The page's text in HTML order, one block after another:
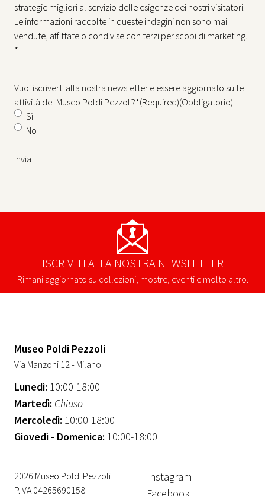
strategie migliori al servizio delle esigenze dei nostri visitatori.
Le informazioni raccolte in queste indagini non sono mai
vendute, affittate o condivise con terzi per scopi di marketing.
*
Vuoi iscriverti alla nostra newsletter e essere aggiornato sulle
attività del Museo Poldi Pezzoli?*(Required)(Obbligatorio)
Sì
No
ISCRIVITI ALLA NOSTRA NEWSLETTER
Rimani aggiornato su collezioni, mostre, eventi e molto altro.
Museo Poldi Pezzoli
Via Manzoni 12 - Milano
Lunedì: 10:00-18:00
Martedì: Chiuso
Mercoledì: 10:00-18:00
Giovedì - Domenica: 10:00-18:00
2026 Museo Poldi Pezzoli
P.IVA 04265690158
Instagram
Facebook